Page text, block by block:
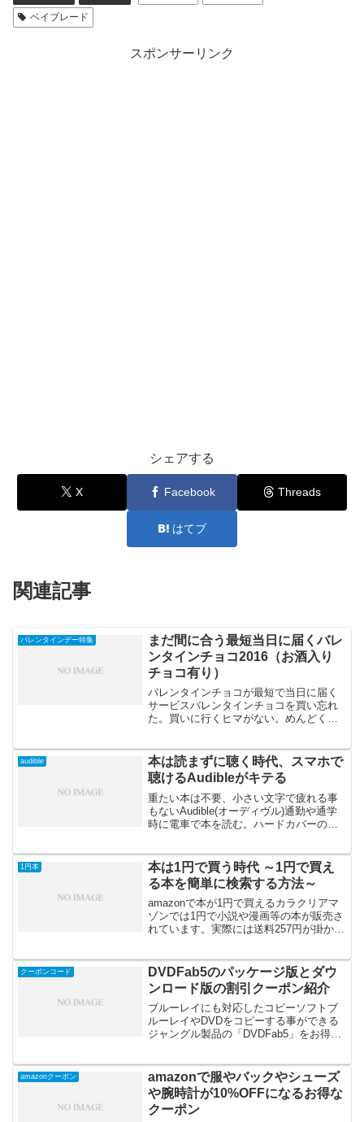
ベイブレード
スポンサーリンク
シェアする
X Facebook Threads
はてブ
関連記事
バレンタインデー特集
まだ間に合う最短当日に届くバレ
ンタインチョコ2016（お酒入り
チョコ有り）
バレンタインチョコが最短で当日に届く
サービスバレンタインチョコを買い忘れ
た。買いに行くヒマがない。めんどくさ
コから義理チョコまで多くの種類からレ
ビューを見ながら選...
audible
本は読まずに聴く時代、スマホで
聴けるAudibleがキテる
重たい本は不要、小さい文字で疲れる事
もないAudible(オーディヴル)通勤や通学
時に電車で本を読む。ハードカバーの本
ディブル)は、文学・ビジネス書・落語・
語...
1円本
本は1円で買う時代 ～1円で買え
る本を簡単に検索する方法～
amazonで本が1円で買えるカラクリアマ
ゾンでは1円で小説や漫画等の本が販売さ
れています。実際には送料257円が掛かる
クオフなどで見ても人気や新しい作品だ
と6...
クーポンコード
DVDFab5のパッケージ版とダウ
ンロード版の割引クーポン紹介
ブルーレイにも対応したコピーソフトブ
ルーレイやDVDをコピーする事ができる
ジャングル製品の「DVDFab5」をお得に
各商品ページへ進みクーポンコードを入
力するだけ...
amazonクーポン
amazonで服やバックやシューズ
や腕時計が10%OFFになるお得な
クーポン